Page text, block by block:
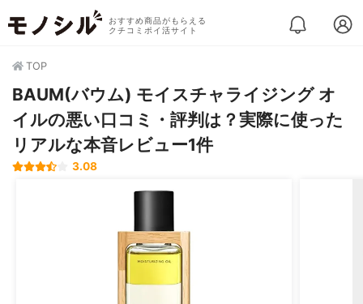
おすすめ商品がもらえる
クチコミポイ活サイト
TOP
BAUM(バウム) モイスチャライジング オ
イルの悪い口コミ・評判は？実際に使った
リアルな本音レビュー1件
3.08